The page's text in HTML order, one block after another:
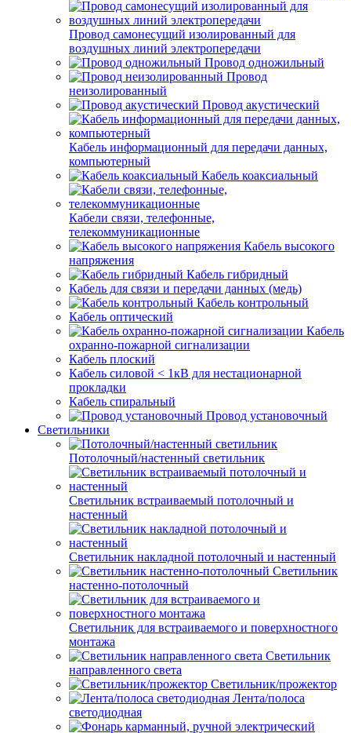
Провод самонесущий изолированный для
воздушных линий электропередачи
Провод одножильный
Провод
неизолированный
Провод акустический
Кабель информационный для передачи данных,
компьютерный
Кабель коаксиальный
Кабели связи, телефонные,
телекоммуникационные
Кабель высокого
напряжения
Кабель гибридный
Кабель для связи и передачи данных (медь)
Кабель контрольный
Кабель оптический
Кабель
охранно-пожарной сигнализации
Кабель плоский
Кабель силовой < 1кВ для нестационарной
прокладки
Кабель спиральный
Провод установочный
Светильники
Потолочный/настенный светильник
Светильник встраиваемый потолочный и
настенный
Светильник накладной потолочный и настенный
Светильник
настенно-потолочный
Светильник для встраиваемого и поверхностного
монтажа
Светильник
направленного света
Светильник/прожектор
Лента/полоса
светодиодная